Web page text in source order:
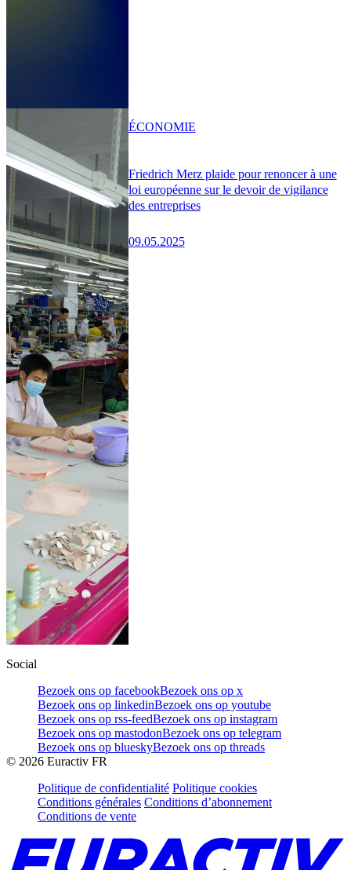
Friedrich Merz plaide pour renoncer à une
loi européenne sur le devoir de vigilance
des entreprises
09.05.2025
ÉCONOMIE
Social
Bezoek ons op facebookBezoek ons op x
Bezoek ons op linkedinBezoek ons op youtube
Bezoek ons op rss-feedBezoek ons op instagram
Bezoek ons op mastodonBezoek ons op telegram
Bezoek ons op blueskyBezoek ons op threads
© 2026 Euractiv FR
Politique de confidentialité Politique cookies
Conditions générales Conditions d’abonnement
Conditions de vente